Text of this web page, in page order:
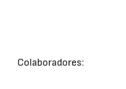
Colaboradores: